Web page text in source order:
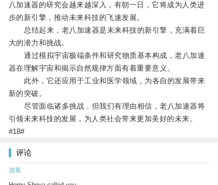
八加速器的研究会越来越深入，有朝一日，它将成为人类进
步的新引擎，推动未来科技的飞速发展。
总结起来，老八加速器是未来科技的新引擎，充满着巨
大的潜力和挑战。
通过模拟宇宙极端条件和研究物质基本构成，老八加速
器在理解宇宙和揭示自然规律方面有着重要意义。
此外，它还应用于工业和医学领域，为各自的发展带来
新的突破。
尽管面临诸多挑战，但我们有理由相信，老八加速器将
引领未来科技的发展，为人类社会带来更加美好的未来。
#18#
评论
游客